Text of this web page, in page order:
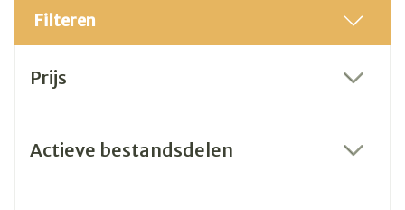
Filteren
Prijs
Actieve bestandsdelen